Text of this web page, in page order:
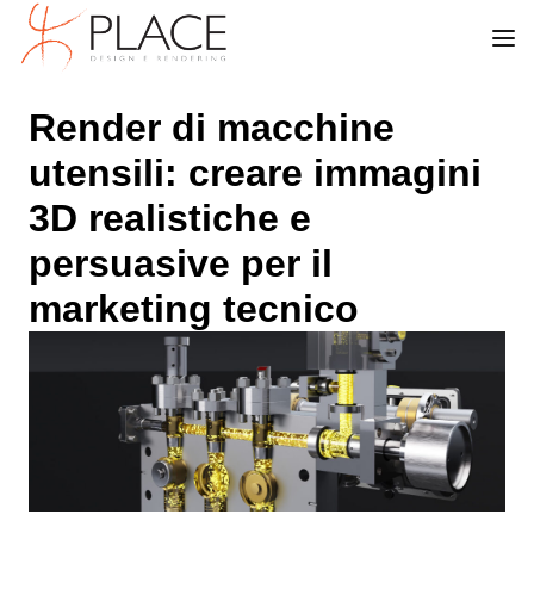
Render di macchine
utensili: creare immagini
3D realistiche e
persuasive per il
marketing tecnico